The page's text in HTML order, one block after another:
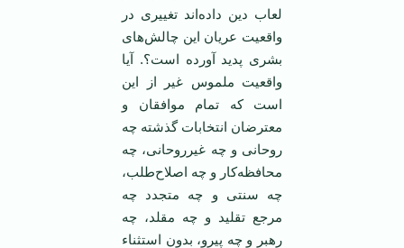
لعاب دین داده‌اند تغییری در
واقعیت عریان این چالش‌های
بشری پدید آورده است؟. آیا
واقعیت ملموس غیر از این
است که تمام موافقان و
معترضان انتخابات گذشته چه
روحانی و چه غیرروحانی، چه
محافظه‌کار و چه اصلاح‌طلب،
چه سنتی و چه متجدد چه
مرجع تقلید و چه مقلد، چه
رهبر و چه پیرو، بدون استثناء